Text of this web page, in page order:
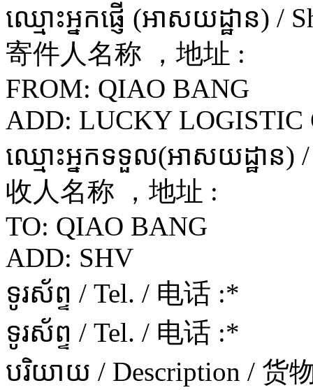
ឈ្មោះអ្នកផ្ញើ (អាសយដ្ឋាន) /
寄件人名称 ，地址 :
FROM: QIAO BANG
ADD: LUCKY LOGISTIC
ឈ្មោះអ្នកទទួល(អាសយដ្ឋាន) /
收人名称 ，地址 :
TO: QIAO BANG
ADD: SHV
ទូរស័ព្ទ / Tel. / 电话 :*
ទូរស័ព្ទ / Tel. / 电话 :*
បរិយាយ / Description / 货